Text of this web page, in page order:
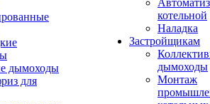
дымоходы
котельной
Наладка
Застройщикам
дымоходы
Монтаж